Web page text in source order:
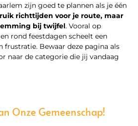
zijn goed te plannen als je één
richttijden voor je route, maar
bij twijfel. Vooral op
rond feestdagen scheelt een
frustratie. Bewaar deze pagina als
naar de categorie die jij vandaag
Onze Gemeenschap!